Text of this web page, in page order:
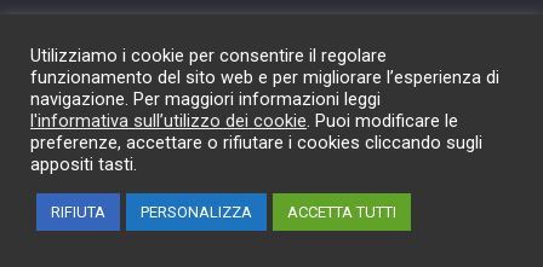
Utilizziamo i cookie per consentire il regolare
funzionamento del sito web e per migliorare l’esperienza di
navigazione. Per maggiori informazioni leggi
l'informativa sull’utilizzo dei cookie. Puoi modificare le
preferenze, accettare o rifiutare i cookies cliccando sugli
appositi tasti.
RIFIUTA PERSONALIZZA ACCETTA TUTTI